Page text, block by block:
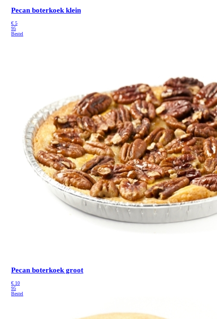
Pecan boterkoek klein
€ 5
95
Bestel
Pecan boterkoek groot
€ 10
95
Bestel